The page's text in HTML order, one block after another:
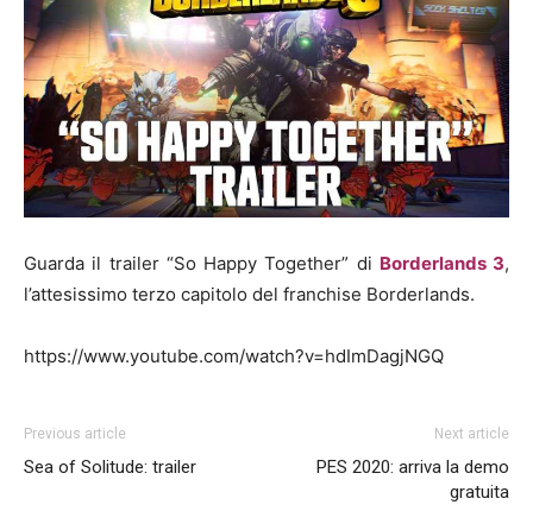
Guarda il trailer “So Happy Together” di Borderlands 3,
l’attesissimo terzo capitolo del franchise Borderlands.
https://www.youtube.com/watch?v=hdImDagjNGQ
Previous article
Sea of Solitude: trailer
Next article
PES 2020: arriva la demo
gratuita